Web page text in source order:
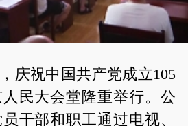
庆祝中国共产党成立105
民大会堂隆重举行。公
干部和职工通过电视、